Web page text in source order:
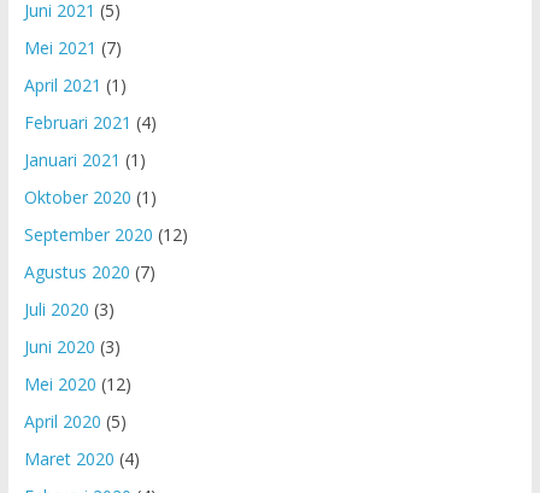
Juni 2021 (5)
Mei 2021 (7)
April 2021 (1)
Februari 2021 (4)
Januari 2021 (1)
Oktober 2020 (1)
September 2020 (12)
Agustus 2020 (7)
Juli 2020 (3)
Juni 2020 (3)
Mei 2020 (12)
April 2020 (5)
Maret 2020 (4)